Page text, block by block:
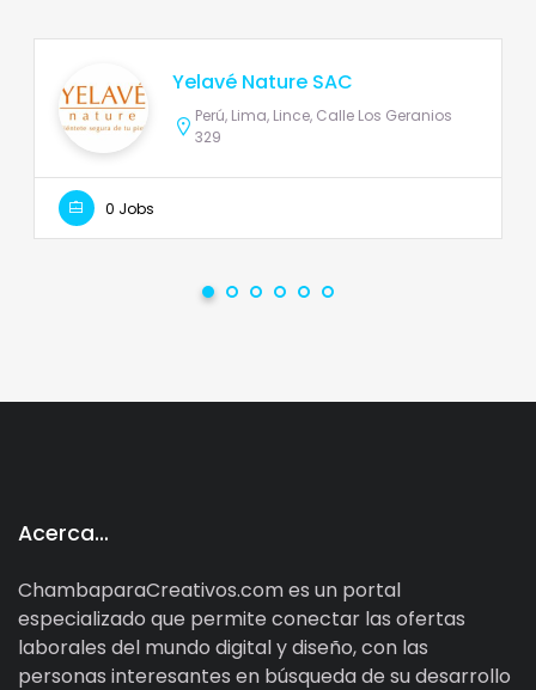
Yelavé Nature SAC
Perú, Lima, Lince, Calle Los Geranios
329
0 Jobs
Acerca…
ChambaparaCreativos.com es un portal
especializado que permite conectar las ofertas
laborales del mundo digital y diseño, con las
personas interesantes en búsqueda de su desarrollo